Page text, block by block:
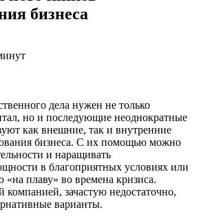
бизнеса
дела нужен не только
но и последующие неоднократные
как внешние, так и внутренние
бизнеса. С их помощью можно
и наращивать
в благоприятных условиях или
плаву» во времена кризиса.
зачастую недостаточно,
варианты.